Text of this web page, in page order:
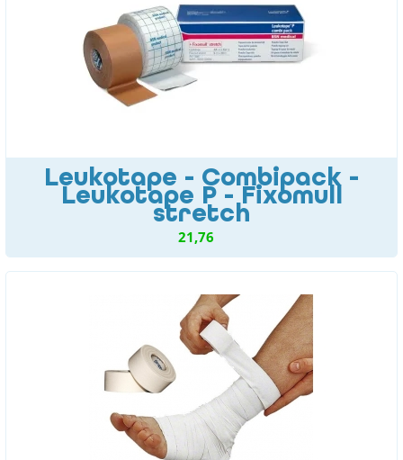
Leukotape - Combipack -
Leukotape P - Fixomull
stretch
21,76